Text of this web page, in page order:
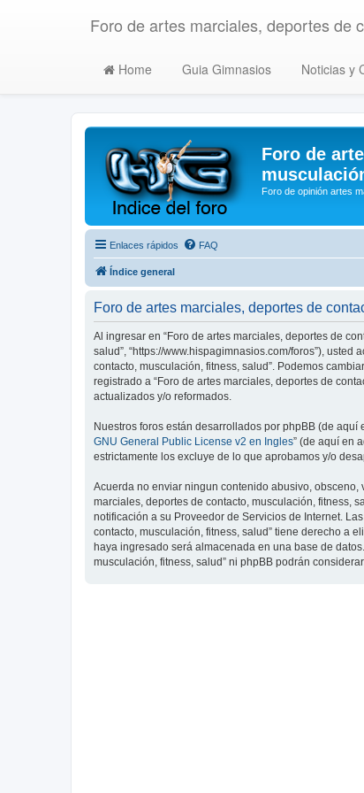
Foro de artes marciales, deportes de
Home Guia Gimnasios Noticias y
Foro de
Foro de opinión artes
Enlaces rápidos FAQ
Índice general
Foro de artes marciales, deportes de
Al ingresar en “Foro de artes marciales, deportes de
salud”, “https://www.hispagimnasios.com/foros”),
contacto, musculación, fitness, salud”. Podemos
registrado a “Foro de artes marciales, deportes de
actualizados y/o reformados.
Nuestros foros están desarrollados por phpBB (de aquí
GNU General Public License v2 en Ingles” (de aquí en
estrictamente los excluye de lo que aprobamos y/o
Acuerda no enviar ningun contenido abusivo,
marciales, deportes de contacto, musculación, fitness,
notificación a su Proveedor de Servicios de Internet.
contacto, musculación, fitness, salud” tiene derecho a
haya ingresado será almacenada en una base de
musculación, fitness, salud” ni phpBB podrán